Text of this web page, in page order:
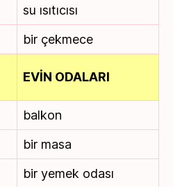
su ısıtıcısı
bir çekmece
EVİN ODALARI
balkon
bir masa
bir yemek odası